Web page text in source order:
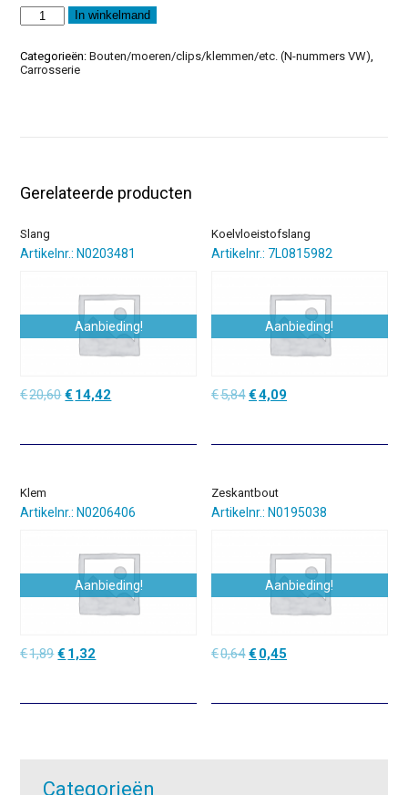
€2,71.€1,90.
Zeskantbout
aantal
In winkelmand
Categorieën:Bouten/moeren/clips/klemmen/etc. (N-nummers VW),
Carrosserie
Gerelateerde producten
Slang
Artikelnr.: N0203481
Aanbieding!
€20,60Oorspronkelijke
€20,60.
€ 14,42
€14,42.
Koelvloeistofslang
Artikelnr.: 7L0815982
Aanbieding!
€5,84 Oorspronkelijke
€5,84.
€4,09Huidige
€4,09.
Klem
Artikelnr.: N0206406
Aanbieding!
€1,89Oorspronkelijke
€1,89.
€ 1,32
€1,32.
Zeskantbout
Artikelnr.: N0195038
Aanbieding!
€0,64 Oorspronkelijke
€0,64.
€ 0,45
€0,45.
Categorieën